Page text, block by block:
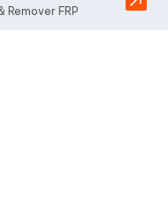
Remover FRP